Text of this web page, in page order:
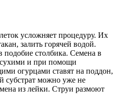
усложняет процедуру. Их
залить горячей водой.
столбика. Семена в
сухими и при помощи
огурцами ставят на поддон,
субстрат можно уже не
из лейки. Струи размоют